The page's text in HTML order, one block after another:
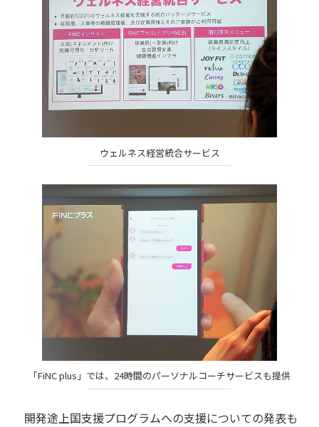
ウェルネス経営統合サービス
「FiNC plus」では、24時間のパーソナルコーチサービスも提供
開発途上国支援プログラムへの支援についての発表も